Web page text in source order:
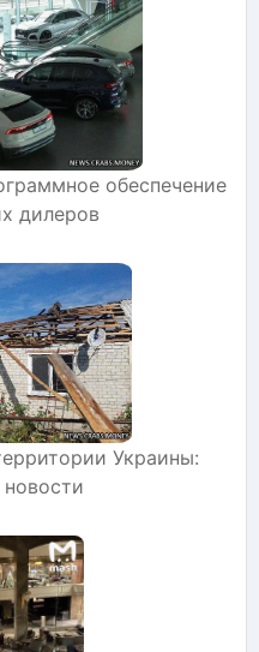
обеспечение
дилеров
Украины: